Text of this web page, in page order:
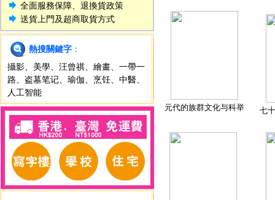
全面服務保障、退換貨政策
送貨上門及超商取貨方式
熱搜關鍵字 ：
攝影
美學 汪曾祺 繪畫
一帶一
路
盗墓笔记 瑜伽 烹饪 中醫
人工智能
元代的族群文化与科举 七